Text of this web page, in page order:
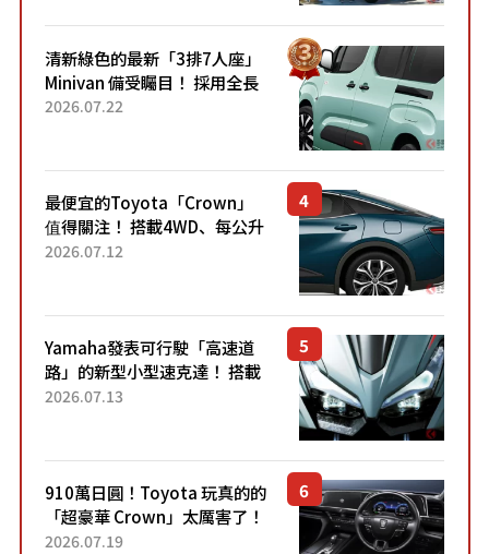
清新綠色的最新「3排7人座」
Minivan 備受矚目！ 採用全長
4.7公尺剛剛好的車身尺寸與
2026.07.22
最便宜的Toyota「Crown」
值得關注！ 搭載4WD、每公升
22.4公里低油耗表現超亮眼！
2026.07.12
Yamaha發表可行駛「高速道
路」的新型小型速克達！ 搭載
能享受超強勁「渦輪感」的動
2026.07.13
910萬日圓！Toyota 玩真的的
「超豪華 Crown」太厲害了！
採用由「匠人技藝」打造的
2026.07.19